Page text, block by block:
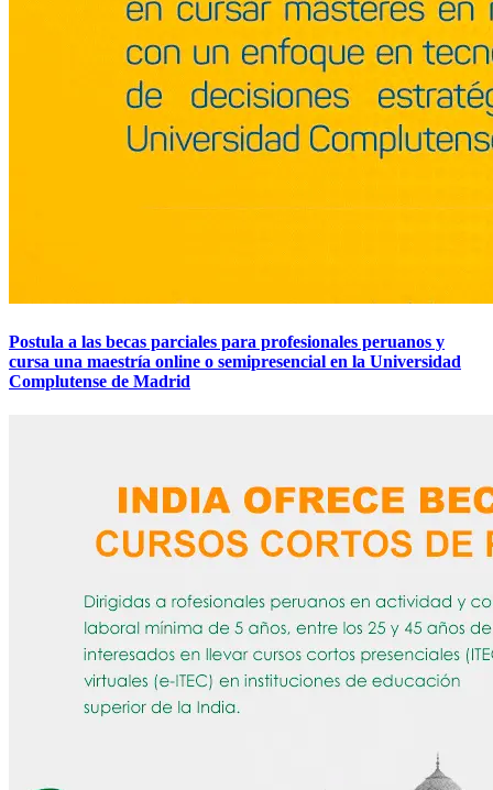
Postula a las becas parciales para profesionales peruanos y
cursa una maestría online o semipresencial en la Universidad
Complutense de Madrid